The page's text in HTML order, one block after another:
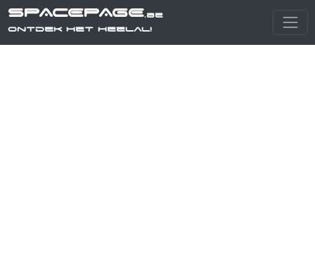
SPACEPAGE.be
Ontdek het heelal!